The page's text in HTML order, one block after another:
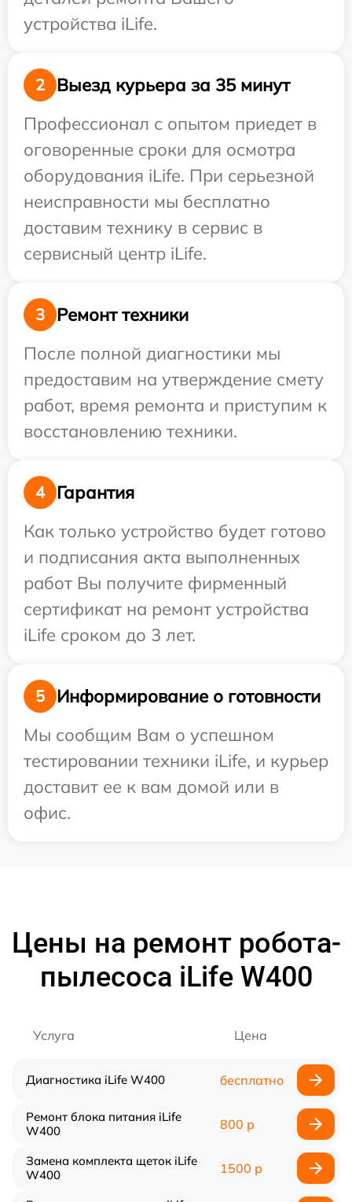
устройства iLife.
2
Выезд курьера за 35 минут
Профессионал с опытом приедет в
оговоренные сроки для осмотра
оборудования iLife. При серьезной
неисправности мы бесплатно
доставим технику в сервис в
сервисный центр iLife.
3
Ремонт техники
После полной диагностики мы
предоставим на утверждение смету
работ, время ремонта и приступим к
восстановлению техники.
4
Гарантия
Как только устройство будет готово
и подписания акта выполненных
работ Вы получите фирменный
сертификат на ремонт устройства
iLife сроком до 3 лет.
5
Информирование о готовности
Мы сообщим Вам о успешном
тестировании техники iLife, и курьер
доставит ее к вам домой или в
офис.
Цены на ремонт робота-
пылесоса iLife W400
Услуга Цена
Диагностика iLife W400 бесплатно
Ремонт блока питания iLife
W400
800 р
Замена комплекта щеток iLife
W400
1500 р